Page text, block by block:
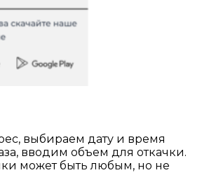
выбираем дату и время
вводим объем для откачки.
может быть любым, но не